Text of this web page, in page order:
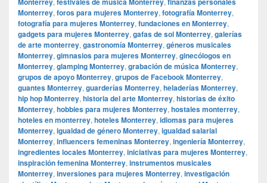
Monterrey, foros para mujeres Monterrey, fotografía Monterrey,
fotografía para mujeres Monterrey, fundaciones en Monterrey,
gadgets para mujeres Monterrey, gafas de sol Monterrey, galerías
de arte monterrey, gastronomía Monterrey, géneros musicales
Monterrey, gimnasios para mujeres Monterrey, ginecólogos en
Monterrey, glamping Monterrey, grabación de música Monterrey,
grupos de apoyo Monterrey, grupos de Facebook Monterrey,
guantes Monterrey, guarderías Monterrey, heladerías Monterrey,
hip hop Monterrey, historia del arte Monterrey, historias de éxito
Monterrey, hobbies para mujeres Monterrey, hostales monterrey,
hoteles en monterrey, hoteles Monterrey, idiomas para mujeres
Monterrey, igualdad de género Monterrey, igualdad salarial
Monterrey, influencers femeninas Monterrey, ingeniería Monterrey,
ingredientes locales Monterrey, iniciativas para mujeres Monterrey,
inspiración femenina Monterrey, instrumentos musicales
Monterrey, inversiones para mujeres Monterrey, investigación